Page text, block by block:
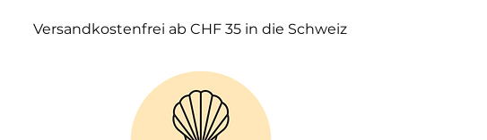
Versandkostenfrei ab CHF 35 in die Schweiz